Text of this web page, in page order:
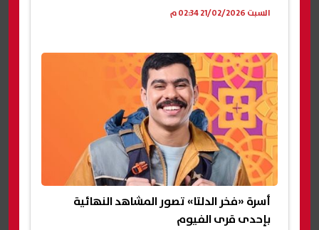
السبت 21/02/2026 02:34 م
أسرة «فخر الدلتا» تصور المشاهد النهائية
بإحدى قرى الفيوم